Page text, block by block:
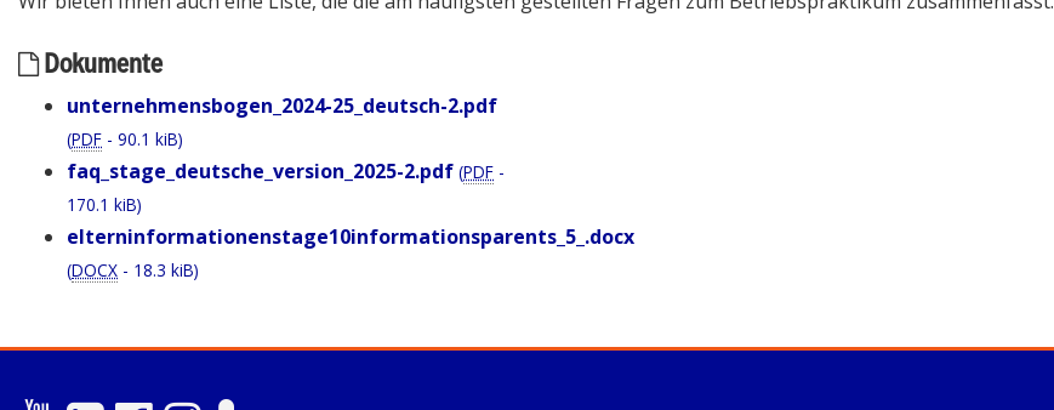
Dokumente
unternehmensbogen_2024-25_deutsch-2.pdf
(PDF - 90.1 kiB)
faq_stage_deutsche_version_2025-2.pdf (PDF -
170.1 kiB)
elterninformationenstage10informationsparents_5_.docx
(DOCX - 18.3 kiB)